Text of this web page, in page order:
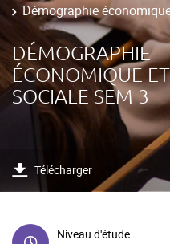
Démographie
DÉMOGRAPHIE
ÉCONOMIQUE ET
SOCIALE SEM 3
Télécharger
Niveau d'étude